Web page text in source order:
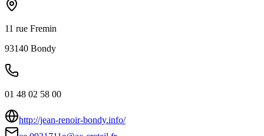
11 rue Fremin
93140 Bondy
01 48 02 58 00
http://jean-renoir-bondy.info/